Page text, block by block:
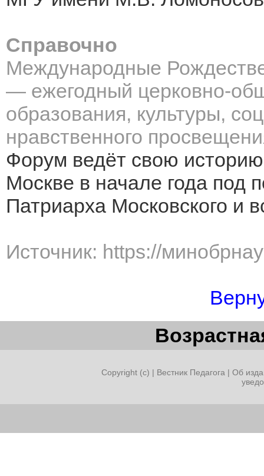
Справочно
Международные
— ежегодный церковно-
образования, культуры,
нравственного
Форум ведёт свою
Москве в начале года под
Патриарха Московского и
Источник: https://
Copyright (c) | Вестник Педагога | Об